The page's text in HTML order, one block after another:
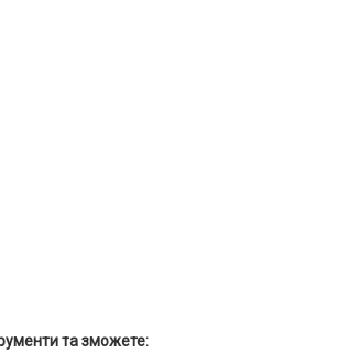
та зможете: